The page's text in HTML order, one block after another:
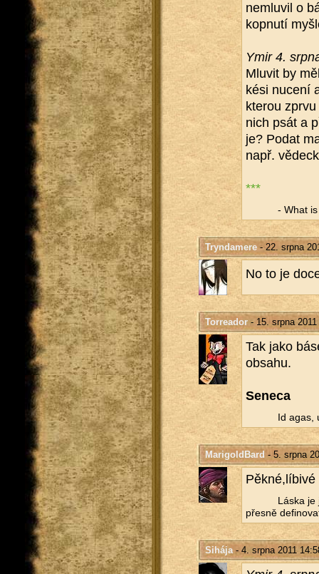
ne­mlu­vil o
kopnu­tí
Ymir 4.
Mlu­vit by
kési nu­ce­ní
kte­rou
nich psát a
je? Podat
např.
***
- What
Tryndamere- 22. srpna
No to je
Torreador- 15. srpna 2011
Tak jako
ob­sa­hu.
Se­ne­ca
Id agas,
MarigoldBard - 5. srpna
Láska je
přes­ně
Sihája- 4. srpna 2011